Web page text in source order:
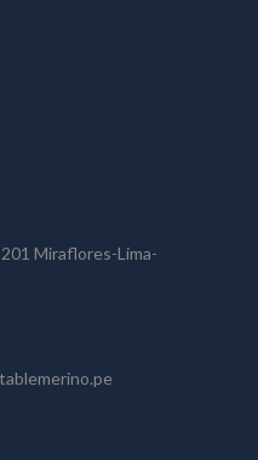
Miraflores-Lima-